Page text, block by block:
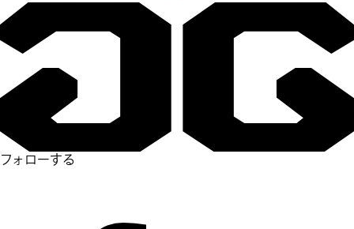
フォローする